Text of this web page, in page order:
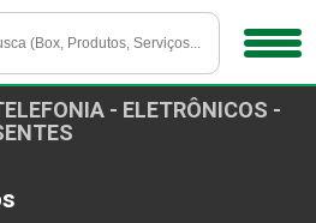
- ELETRÔNICOS -